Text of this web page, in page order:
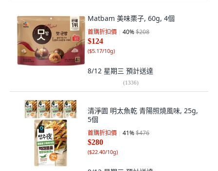
Matbam 美味栗子, 60g, 4個
首購折扣價 40%$208
$124
($5.17/10g)
8/12 星期三 預計送達
(1336)
清淨園 明太魚乾 青陽照燒風味, 25g,
5個
首購折扣價 41%$476
$280
($22.40/10g)